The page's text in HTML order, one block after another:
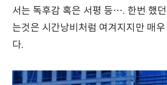
서는 독후감 혹은 서평 등…. 한번 했
는것은 시간낭비처럼 여겨지지만 매
다.